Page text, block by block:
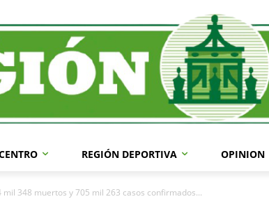
REGIÓN DEPORTIVA OPINION
mil 348 muertos y 705 mil 263 casos confirmados...